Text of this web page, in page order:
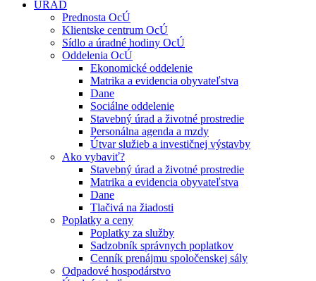
ÚRAD
Prednosta OcÚ
Klientske centrum OcÚ
Sídlo a úradné hodiny OcÚ
Oddelenia OcÚ
Ekonomické oddelenie
Matrika a evidencia obyvateľstva
Dane
Sociálne oddelenie
Stavebný úrad a životné prostredie
Personálna agenda a mzdy
Útvar služieb a investičnej výstavby
Ako vybaviť?
Stavebný úrad a životné prostredie
Matrika a evidencia obyvateľstva
Dane
Tlačivá na žiadosti
Poplatky a ceny
Poplatky za služby
Sadzobník správnych poplatkov
Cenník prenájmu spoločenskej sály
Odpadové hospodárstvo